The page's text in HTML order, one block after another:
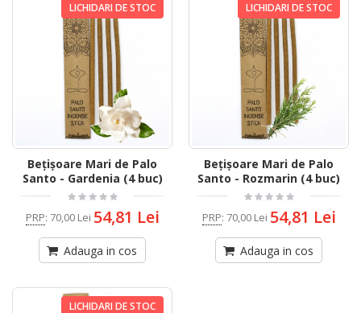
LICHIDARI DE STOC
Bețișoare Mari de Palo
Santo - Gardenia (4 buc)
PRP: 70,00 Lei 54,81 Lei
Adauga in cos
LICHIDARI DE STOC
Bețișoare Mari de Palo
Santo - Rozmarin (4 buc)
PRP: 70,00 Lei 54,81 Lei
Adauga in cos
LICHIDARI DE STOC